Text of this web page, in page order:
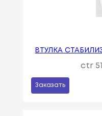
ВТУЛКА
ctr
Заказать